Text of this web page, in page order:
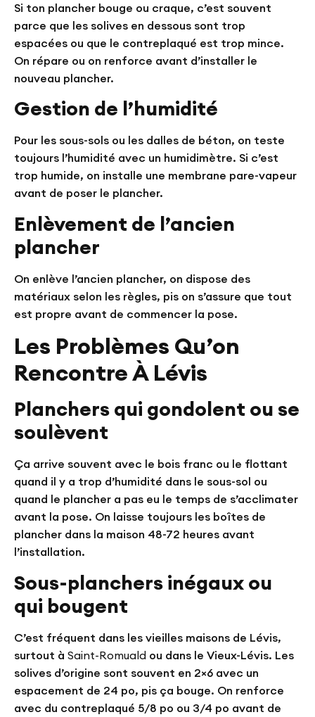
Si ton plancher bouge ou craque, c’est souvent
parce que les solives en dessous sont trop
espacées ou que le contreplaqué est trop mince.
On répare ou on renforce avant d’installer le
nouveau plancher.
Gestion de l’humidité
Pour les sous-sols ou les dalles de béton, on teste
toujours l’humidité avec un humidimètre. Si c’est
trop humide, on installe une membrane pare-vapeur
avant de poser le plancher.
Enlèvement de l’ancien
plancher
On enlève l’ancien plancher, on dispose des
matériaux selon les règles, pis on s’assure que tout
est propre avant de commencer la pose.
Les Problèmes Qu’on
Rencontre À Lévis
Planchers qui gondolent ou se
soulèvent
Ça arrive souvent avec le bois franc ou le flottant
quand il y a trop d’humidité dans le sous-sol ou
quand le plancher a pas eu le temps de s’acclimater
avant la pose. On laisse toujours les boîtes de
plancher dans la maison 48-72 heures avant
l’installation.
Sous-planchers inégaux ou
qui bougent
C’est fréquent dans les vieilles maisons de Lévis,
surtout à Saint-Romuald ou dans le Vieux-Lévis. Les
solives d’origine sont souvent en 2×6 avec un
espacement de 24 po, pis ça bouge. On renforce
avec du contreplaqué 5/8 po ou 3/4 po avant de